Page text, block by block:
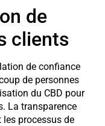
de
clients
de confiance
de personnes
du CBD pour
La transparence
processus de